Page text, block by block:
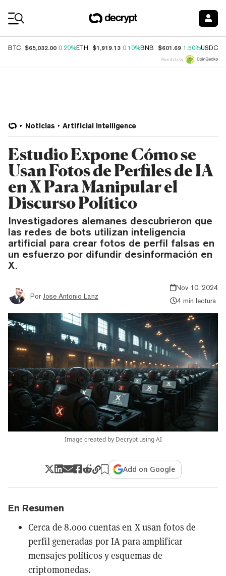
BTC $65,032.00 0.20%ETH $1,919.13 0.10%BNB $601.69 1.50%USDC
Price data by
Noticias Artificial Intelligence
Estudio Expone Cómo se
Usan Fotos de Perfiles de IA
en X Para Manipular el
Discurso Político
Investigadores alemanes descubrieron que
las redes de bots utilizan inteligencia
artificial para crear fotos de perfil falsas en
un esfuerzo por difundir desinformación en
X.
Por Jose Antonio Lanz
Nov 10, 2024
4 min lectura
Image created by Decrypt using AI
Add on Google
En Resumen
Cerca de 8.000 cuentas en X usan fotos de
perfil generadas por IA para amplificar
mensajes políticos y esquemas de
criptomonedas.